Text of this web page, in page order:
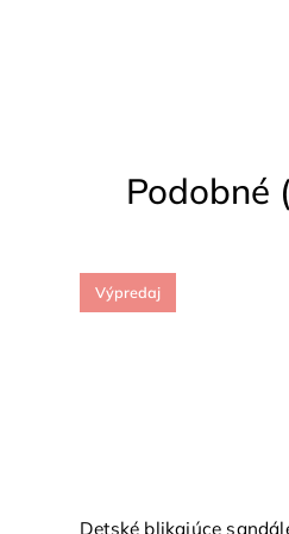
Podobné
Výpredaj
Detské blikajúce